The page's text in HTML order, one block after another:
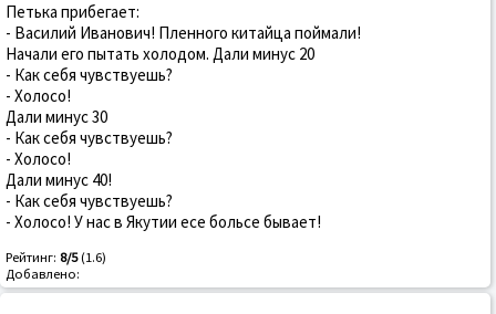
Петька прибегает:
- Василий Иванович! Пленного китайца поймали!
Начали его пытать холодом. Дали минус 20
- Как себя чувствуешь?
- Холосо!
Дали минус 30
- Как себя чувствуешь?
- Холосо!
Дали минус 40!
- Как себя чувствуешь?
- Холосо! У нас в Якутии есе больсе бывает!
Рейтинг: 8/5(1.6)
Добавлено: